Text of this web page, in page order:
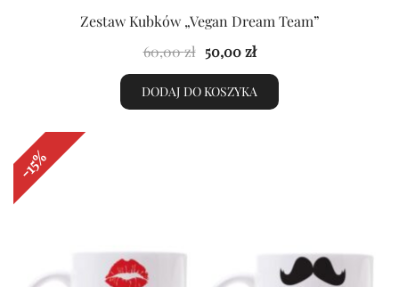
Zestaw Kubków „Vegan Dream Team”
60,00zł Pierwotna
cena
wynosiła:
50,00złAktualna
cena
wynosi:
DODAJ DO KOSZYKA
-15%